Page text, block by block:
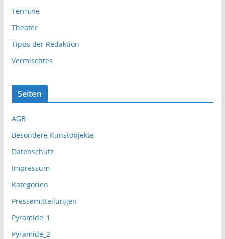
Termine
Theater
Tipps der Redaktion
Vermischtes
Seiten
AGB
Besondere Kunstobjekte
Datenschutz
Impressum
Kategorien
Pressemitteilungen
Pyramide_1
Pyramide_2